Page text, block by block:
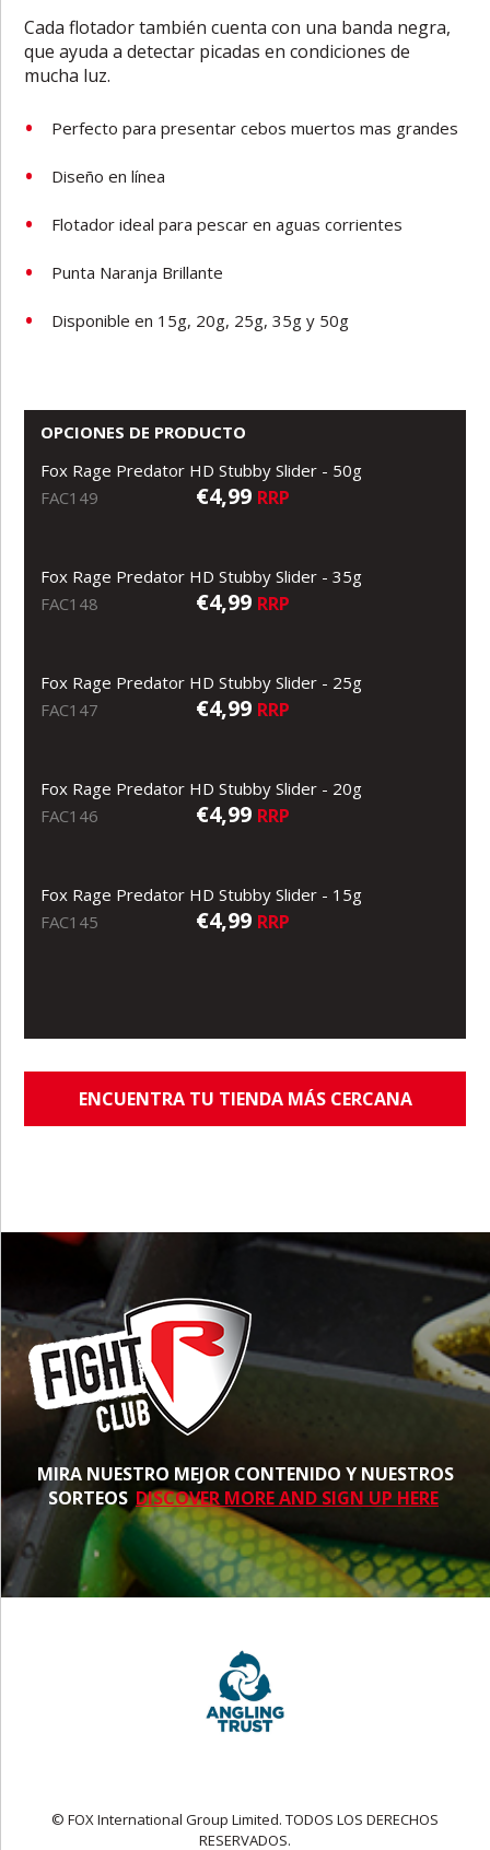
Cada flotador también cuenta con una banda negra,
que ayuda a detectar picadas en condiciones de
mucha luz.
Perfecto para presentar cebos muertos mas grandes
Diseño en línea
Flotador ideal para pescar en aguas corrientes
Punta Naranja Brillante
Disponible en 15g, 20g, 25g, 35g y 50g
OPCIONES DE PRODUCTO
Fox Rage Predator HD Stubby Slider - 50g
FAC149
€4,99 RRP
Fox Rage Predator HD Stubby Slider - 35g
FAC148
€4,99 RRP
Fox Rage Predator HD Stubby Slider - 25g
FAC147
€4,99 RRP
Fox Rage Predator HD Stubby Slider - 20g
FAC146
€4,99 RRP
Fox Rage Predator HD Stubby Slider - 15g
FAC145
€4,99 RRP
ENCUENTRA TU TIENDA MÁS CERCANA
MIRA NUESTRO MEJOR CONTENIDO Y NUESTROS
SORTEOS DISCOVER MORE AND SIGN UP HERE
© FOX International Group Limited. TODOS LOS DERECHOS
RESERVADOS.